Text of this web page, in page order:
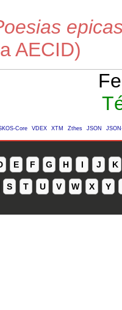
AECID)
Core VDEX XTM Zthes JSON
E F G H I J K
S T U V W X Y